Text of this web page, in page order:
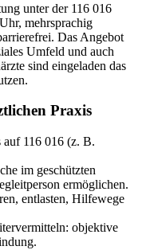
unter der 116 016
mehrsprachig
Das Angebot
Umfeld und auch
sind eingeladen das
Praxis
116 016 (z. B.
im geschützten
ermöglichen.
entlasten, Hilfewege
objektive